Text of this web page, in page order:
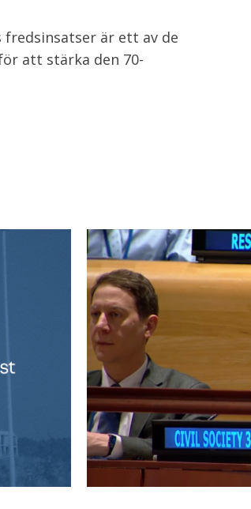
är ett av de
att stärka den 70-